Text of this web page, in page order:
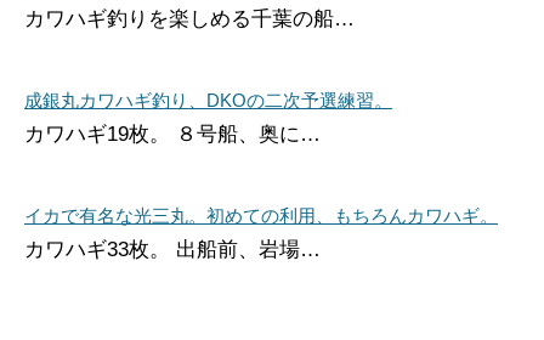
カワハギ釣りを楽しめる千葉の船…
成銀丸カワハギ釣り、DKOの二次予選練習。
カワハギ19枚。 ８号船、奥に…
イカで有名な光三丸。初めての利用、もちろんカワハギ。
カワハギ33枚。 出船前、岩場…